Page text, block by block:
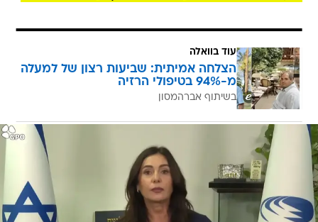
עוד בוואלה
הצלחה אמיתית: שביעות רצון של למעלה
מ-94% בטיפולי הרזיה
בשיתוף אברהמסון